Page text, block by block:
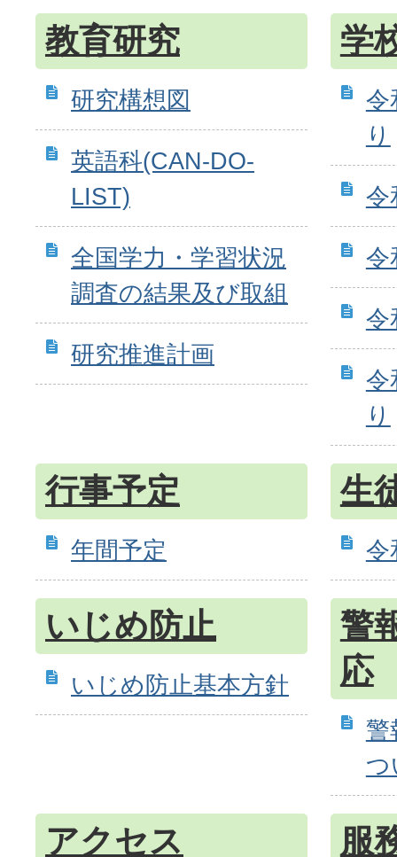
教育研究
研究構想図
英語科(CAN-DO-
LIST)
全国学力・学習状況
調査の結果及び取組
研究推進計画
学
令
り
令
令
令
令
り
行事予定
年間予定
生
令
いじめ防止
いじめ防止基本方針
警
応
警
つ
アクセス 服